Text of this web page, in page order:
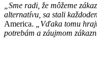
„Sme radi, že môžeme
alternatívu, sa stali
America.
„Vďaka tomu
potrebám a záujmom